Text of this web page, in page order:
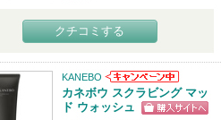
クチコミする
KANEBO
カネボウ スクラビング マッ
ド ウォッシュ